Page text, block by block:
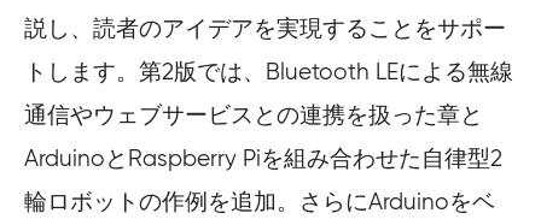
説し、読者のアイデアを実現することをサポー
トします。第2版では、Bluetooth LEによる無線
通信やウェブサービスとの連携を扱った章と
ArduinoとRaspberry Piを組み合わせた自律型2
輪ロボットの作例を追加。さらにArduinoをベ